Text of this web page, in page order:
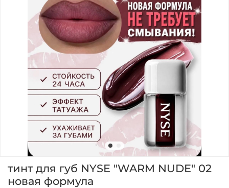
тинт для губ NYSE "WARM NUDE" 02
новая формула